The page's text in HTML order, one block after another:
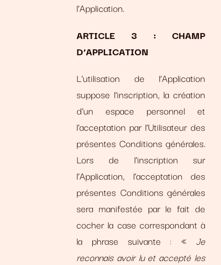
l’Application.
ARTICLE 3 : CHAMP
D’APPLICATION
L’utilisation de l’Application
suppose l’inscription, la création
d’un espace personnel et
l’acceptation par l’Utilisateur des
présentes Conditions générales.
Lors de l’inscription sur
l’Application, l’acceptation des
présentes Conditions générales
sera manifestée par le fait de
cocher la case correspondant à
la phrase suivante : « Je
reconnais avoir lu et accepté les